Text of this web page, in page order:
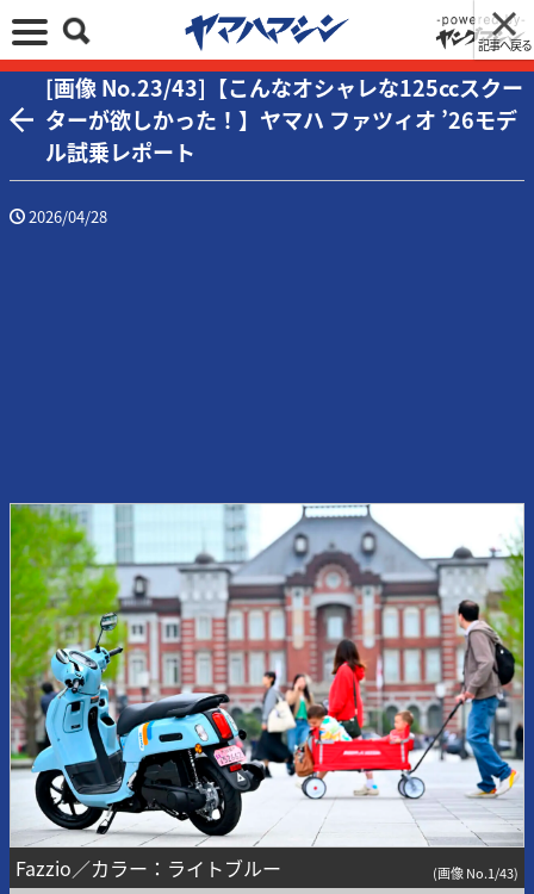
記事へ戻る
[画像 No.23/43]【こんなオシャレな125ccスクー
ターが欲しかった！】ヤマハ ファツィオ ’26モデ
ル試乗レポート
2026/04/28
Fazzio／カラー：ライトブルー (画像 No.1/43)